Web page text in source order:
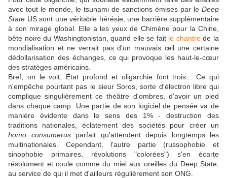
avec tout le monde, le tsunami de sanctions émises par le Deep
State US sont une véritable hérésie, une barrière supplémentaire
à son mirage global. Elle a les yeux de Chimène pour la Chine,
bête noire du Washingtonistan, quand elle se fait le chantrede la
mondialisation et ne verrait pas d'un mauvais œil une certaine
dédollarisation des échanges, ce qui provoque les haut-le-cœur
des stratèges américains.
Bref, on le voit, État profond et oligarchie font trois... Ce qui
n'empêche pourtant pas le sieur Soros, sorte d'électron libre qui
complique singulièrement ce théâtre d'ombres, d'avoir un pied
dans chaque camp. Une partie de son logiciel de pensée va de
manière évidente dans le sens des 1% - destruction des
traditions nationales, éclatement des sociétés pour créer un
homo consumerusparfait qu'attendent depuis longtemps les
multinationales. Cependant, l'autre partie (russophobie et
sinophobie primaires, révolutions "colorées") s'en écarte
résolument et coule comme du miel aux oreilles du Deep State,
au service de qui il met d'ailleurs régulièrement son ONG.